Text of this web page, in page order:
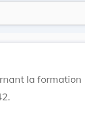
la formation